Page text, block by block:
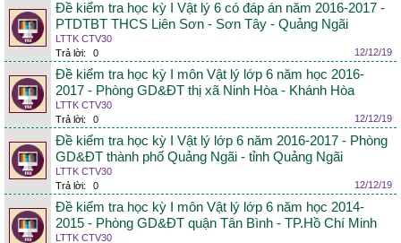
Đề kiểm tra học kỳ I Vật lý 6 có đáp án năm 2016-2017 -
PTDTBT THCS Liên Sơn - Sơn Tây - Quảng Ngãi
LTTK CTV30
Trả lời:
0 12/12/19
Đề kiểm tra học kỳ I môn Vật lý lớp 6 năm học 2016-
2017 - Phòng GD&ĐT thị xã Ninh Hòa - Khánh Hòa
LTTK CTV30
Trả lời:
0 12/12/19
Đề kiểm tra học kỳ I Vật lý lớp 6 năm 2016-2017 - Phòng
GD&ĐT thành phố Quảng Ngãi - tỉnh Quảng Ngãi
LTTK CTV30
Trả lời:
0 12/12/19
Đề kiểm tra học kỳ I môn Vật lý lớp 6 năm học 2014-
2015 - Phòng GD&ĐT quận Tân Bình - TP.Hồ Chí Minh
LTTK CTV30